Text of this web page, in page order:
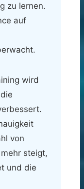
zu lernen.
auf
wird
von
steigt,
und die